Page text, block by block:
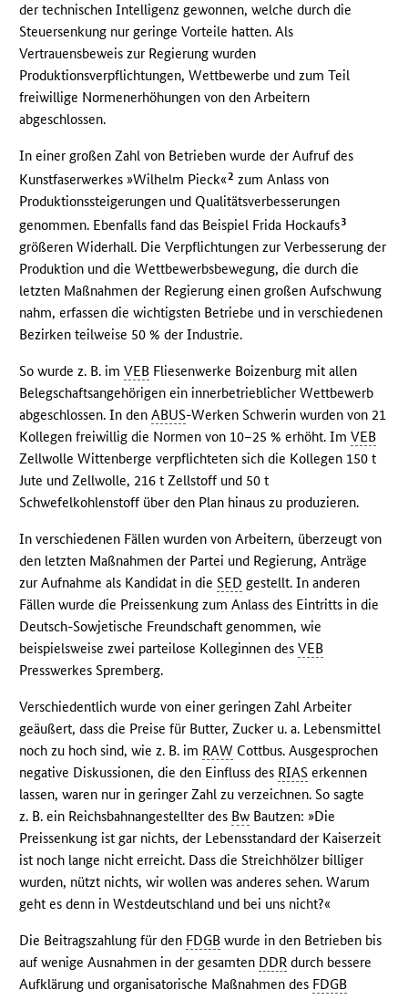
der technischen Intelligenz gewonnen, welche durch die
Steuersenkung nur geringe Vorteile hatten. Als
Vertrauensbeweis zur Regierung wurden
Produktionsverpflichtungen, Wettbewerbe und zum Teil
freiwillige Normenerhöhungen von den Arbeitern
abgeschlossen.
In einer großen Zahl von Betrieben wurde der Aufruf des
Kunstfaserwerkes »Wilhelm Pieck«2 zum Anlass von
Produktionssteigerungen und Qualitätsverbesserungen
genommen. Ebenfalls fand das Beispiel Frida Hockaufs3
größeren Widerhall. Die Verpflichtungen zur Verbesserung der
Produktion und die Wettbewerbsbewegung, die durch die
letzten Maßnahmen der Regierung einen großen Aufschwung
nahm, erfassen die wichtigsten Betriebe und in verschiedenen
Bezirken teilweise 50 % der Industrie.
So wurde z. B. imVEB Fliesenwerke Boizenburg mit allen
Belegschaftsangehörigen ein innerbetrieblicher Wettbewerb
abgeschlossen. In denABUS-Werken Schwerin wurden von 21
Kollegen freiwillig die Normen von 10–25 % erhöht. ImVEB
Zellwolle Wittenberge verpflichteten sich die Kollegen 150 t
Jute und Zellwolle, 216 t Zellstoff und 50 t
Schwefelkohlenstoff über den Plan hinaus zu produzieren.
In verschiedenen Fällen wurden von Arbeitern, überzeugt von
den letzten Maßnahmen der Partei und Regierung, Anträge
zur Aufnahme als Kandidat in dieSED gestellt. In anderen
Fällen wurde die Preissenkung zum Anlass des Eintritts in die
Deutsch-Sowjetische Freundschaft genommen, wie
beispielsweise zwei parteilose Kolleginnen desVEB
Presswerkes Spremberg.
Verschiedentlich wurde von einer geringen Zahl Arbeiter
geäußert, dass die Preise für Butter, Zucker u. a. Lebensmittel
noch zu hoch sind, wie z. B. im RAW Cottbus. Ausgesprochen
negative Diskussionen, die den Einfluss des RIAS erkennen
lassen, waren nur in geringer Zahl zu verzeichnen. So sagte
z. B. ein Reichsbahnangestellter des Bw Bautzen: »Die
Preissenkung ist gar nichts, der Lebensstandard der Kaiserzeit
ist noch lange nicht erreicht. Dass die Streichhölzer billiger
wurden, nützt nichts, wir wollen was anderes sehen. Warum
geht es denn in Westdeutschland und bei uns nicht?«
Die Beitragszahlung für den FDGB wurde in den Betrieben bis
auf wenige Ausnahmen in der gesamten DDR durch bessere
Aufklärung und organisatorische Maßnahmen des FDGB